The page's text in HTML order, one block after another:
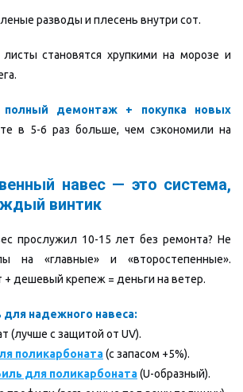
разводы и плесень внутри сот.
становятся хрупкими на морозе и
полный демонтаж + покупка новых
в 5-6 раз больше, чем сэкономили на
навес — это система,
винтик
прослужил 10-15 лет без ремонта? Не
на «главные» и «второстепенные».
+ дешевый крепеж = деньги на ветер.
для надежного навеса:
(лучше с защитой от UV).
поликарбоната(с запасом +5%).
для поликарбоната(U-образный).